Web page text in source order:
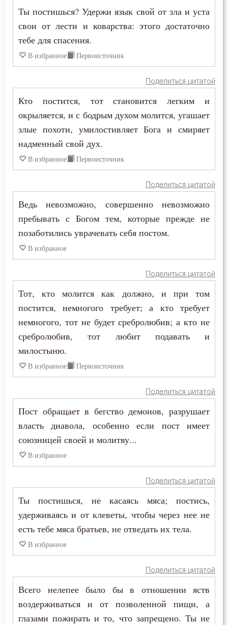
Уныние
Утешение
Храм
Хула
Царство небесное
Человекоугодие
Честолюбие
Чистота
Чревоугодие
Чтение
Язык
Ярость
Ты постишься? Удержи язык свой от зла и уста
свои от лести и коварства: этого достаточно
тебе для спасения.
В избранное Первоисточник
Поделиться цитатой
Кто постится, тот становится легким и
окрыляется, и с бодрым духом молится, угашает
злые похоти, умилостивляет Бога и смиряет
надменный свой дух.
В избранное Первоисточник
Поделиться цитатой
Ведь невозможно, совершенно невозможно
пребывать с Богом тем, которые прежде не
позаботились уврачевать себя постом.
В избранное
Поделиться цитатой
Тот, кто молится как должно, и при том
постится, немногого требует; а кто требует
немногого, тот не будет сребролюбив; а кто не
сребролюбив, тот любит подавать и
милостыню.
В избранное Первоисточник
Поделиться цитатой
Пост обращает в бегство демонов, разрушает
власть диавола, особенно если пост имеет
союзницей своей и молитву...
В избранное
Поделиться цитатой
Ты постишься, не касаясь мяса; постись,
удерживаясь и от клеветы, чтобы через нее не
есть тебе мяса братьев, не отведать их тела.
В избранное
Поделиться цитатой
Всего нелепее было бы в отношении яств
воздерживаться и от позволенной пищи, а
глазами пожирать и то, что запрещено. Ты не